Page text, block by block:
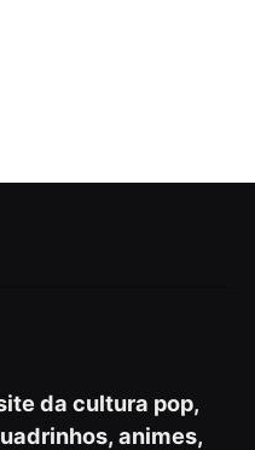
da cultura pop,
animes,